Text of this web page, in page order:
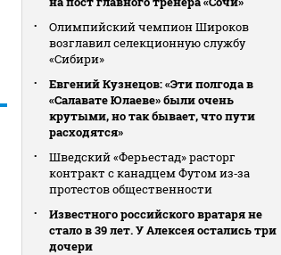
Олимпийский чемпион Широков
возглавил селекционную службу
«Сибири»
Евгений Кузнецов: «Эти полгода в
«Салавате Юлаеве» были очень
крутыми, но так бывает, что пути
расходятся»
Шведский «Ферьестад» расторг
контракт с канадцем Футом из‑за
протестов общественности
Известного российского вратаря не
стало в 39 лет. У Алексея остались три
дочери